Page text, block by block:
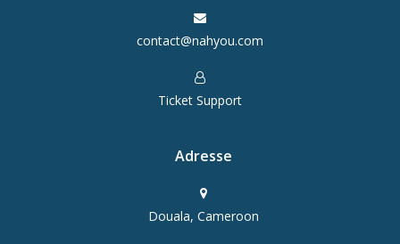
contact@nahyou.com
Ticket Support
Adresse
Douala, Cameroon